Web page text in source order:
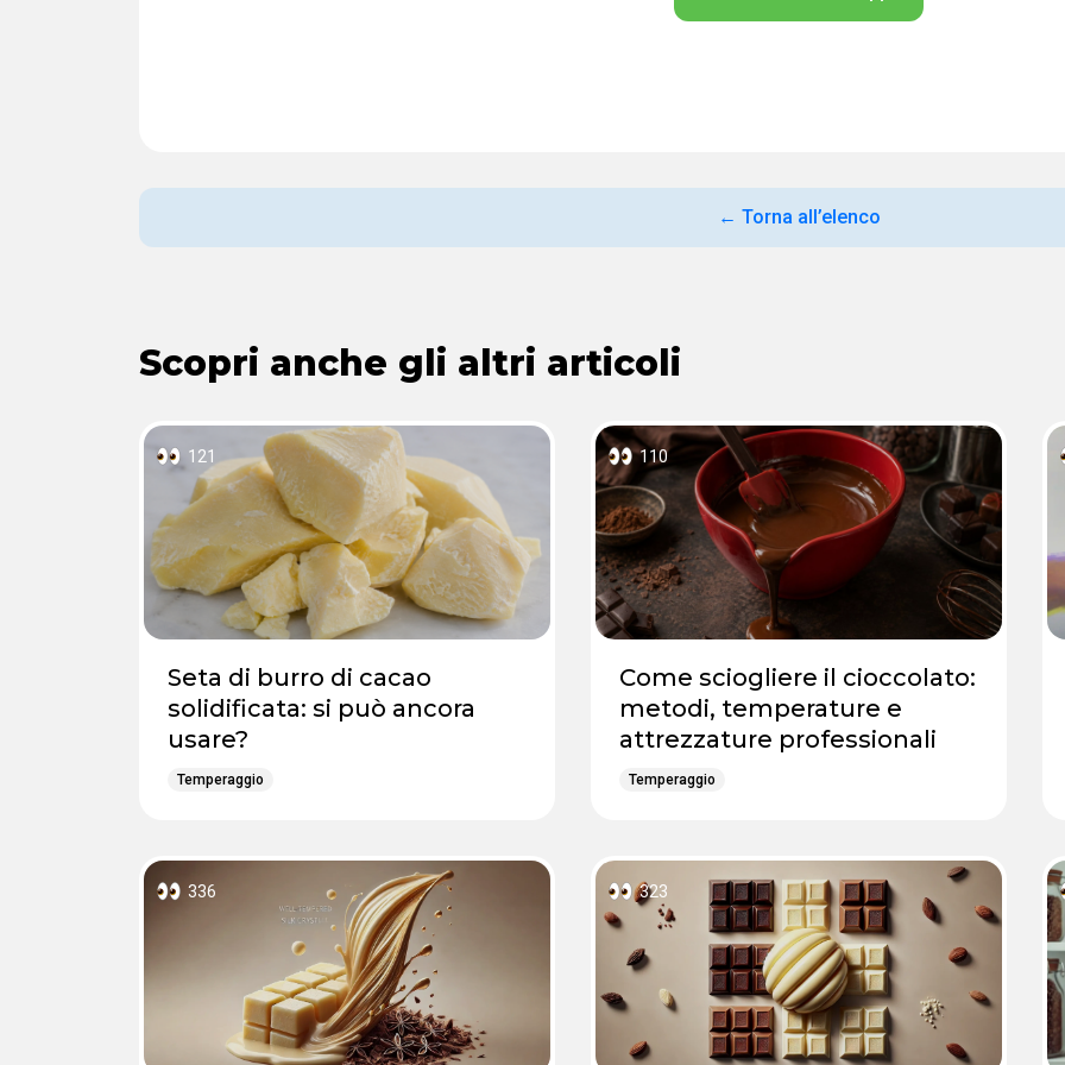
← Torna all’elenco
Scopri anche gli altri articoli
121
Seta di burro di cacao
solidificata: si può ancora
usare?
Temperaggio
110
Come sciogliere il cioccolato:
metodi, temperature e
attrezzature professionali
Temperaggio
336 323